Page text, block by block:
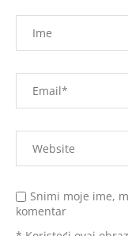
Snimi moje ime,
komentar